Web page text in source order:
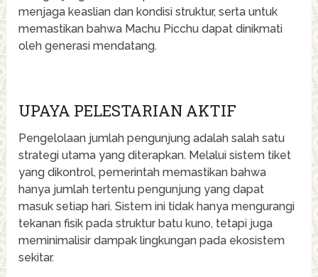
menjaga keaslian dan kondisi struktur, serta untuk
memastikan bahwa Machu Picchu dapat dinikmati
oleh generasi mendatang.
UPAYA PELESTARIAN AKTIF
Pengelolaan jumlah pengunjung adalah salah satu
strategi utama yang diterapkan. Melalui sistem tiket
yang dikontrol, pemerintah memastikan bahwa
hanya jumlah tertentu pengunjung yang dapat
masuk setiap hari. Sistem ini tidak hanya mengurangi
tekanan fisik pada struktur batu kuno, tetapi juga
meminimalisir dampak lingkungan pada ekosistem
sekitar.